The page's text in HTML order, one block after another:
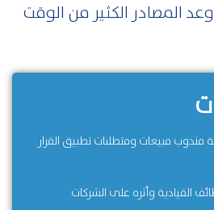
المصادر الكثير من الوقت
مبيعات ومتطلبات تطبيق القرار
القيادية وأثره على الشركات